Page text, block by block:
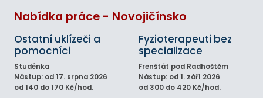
Nabídka práce - Novojičínsko
Ostatní uklízeči a
pomocníci
Studénka
Nástup: od 17. srpna 2026
od 140 do 170 Kč/hod.
Fyzioterapeuti bez
specializace
Frenštát pod Radhoštěm
Nástup: od 1. září 2026
od 300 do 420 Kč/hod.